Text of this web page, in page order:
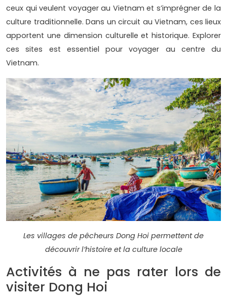
ceux qui veulent voyager au Vietnam et s’imprégner de la
culture traditionnelle. Dans un circuit au Vietnam, ces lieux
apportent une dimension culturelle et historique. Explorer
ces sites est essentiel pour voyager au centre du
Vietnam.
Les villages de pêcheurs Dong Hoi permettent de
découvrir l’histoire et la culture locale
Activités à ne pas rater lors de
visiter Dong Hoi